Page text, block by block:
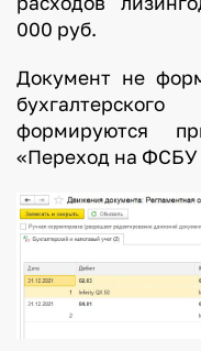
000 руб.
Документ не
формируются
«Переход на ФСБУ